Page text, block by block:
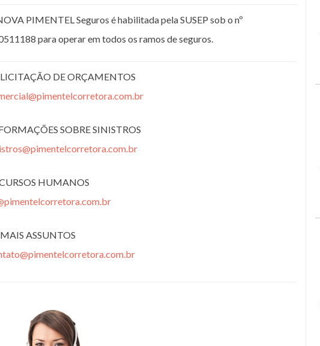
PIMENTEL Seguros é habilitada pela SUSEP sob o nº
para operar em todos os ramos de seguros.
DE ORÇAMENTOS
SOBRE SINISTROS
HUMANOS
ASSUNTOS